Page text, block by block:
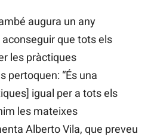
augura un any
que tots els
les pràctiques
pertoquen: “És una
igual per a tots els
les mateixes
Alberto Vila, que preveu